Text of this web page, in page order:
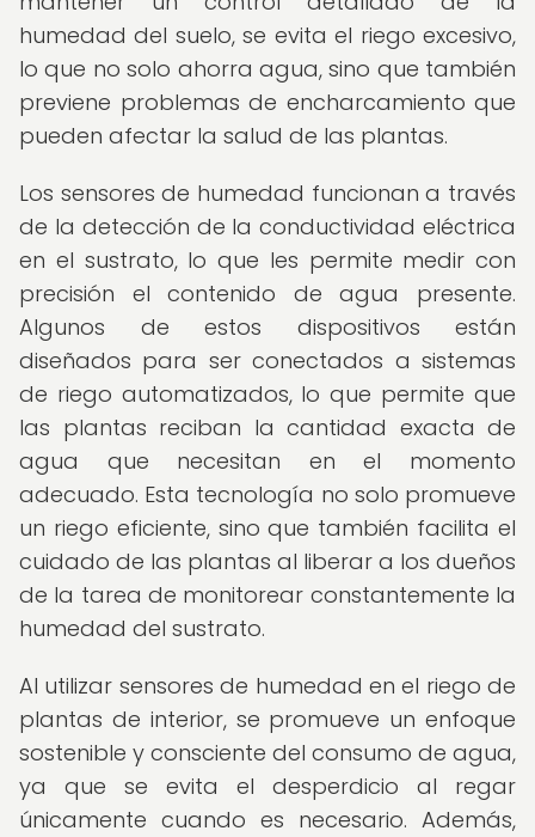
humedad del suelo, se evita el riego excesivo,
lo que no solo ahorra agua, sino que también
previene problemas de encharcamiento que
pueden afectar la salud de las plantas.
Los sensores de humedad funcionan a través
de la detección de la conductividad eléctrica
en el sustrato, lo que les permite medir con
precisión el contenido de agua presente.
Algunos de estos dispositivos están
diseñados para ser conectados a sistemas
de riego automatizados, lo que permite que
las plantas reciban la cantidad exacta de
agua que necesitan en el momento
adecuado. Esta tecnología no solo promueve
un riego eficiente, sino que también facilita el
cuidado de las plantas al liberar a los dueños
de la tarea de monitorear constantemente la
humedad del sustrato.
Al utilizar sensores de humedad en el riego de
plantas de interior, se promueve un enfoque
sostenible y consciente del consumo de agua,
ya que se evita el desperdicio al regar
únicamente cuando es necesario. Además,